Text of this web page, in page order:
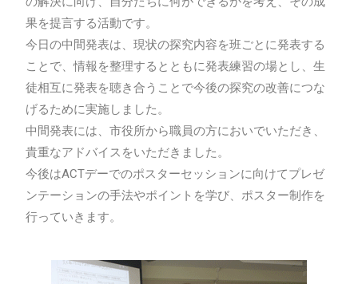
果を提言する活動です。
今日の中間発表は、現状の探究内容を班ごとに発表する
ことで、情報を整理するとともに発表練習の場とし、生
徒相互に発表を聴き合うことで今後の探究の改善につな
げるために実施しました。
中間発表には、市役所から職員の方においでいただき、
貴重なアドバイスをいただきました。
今後はACTデーでのポスターセッションに向けてプレゼ
ンテーションの手法やポイントを学び、ポスター制作を
行っていきます。